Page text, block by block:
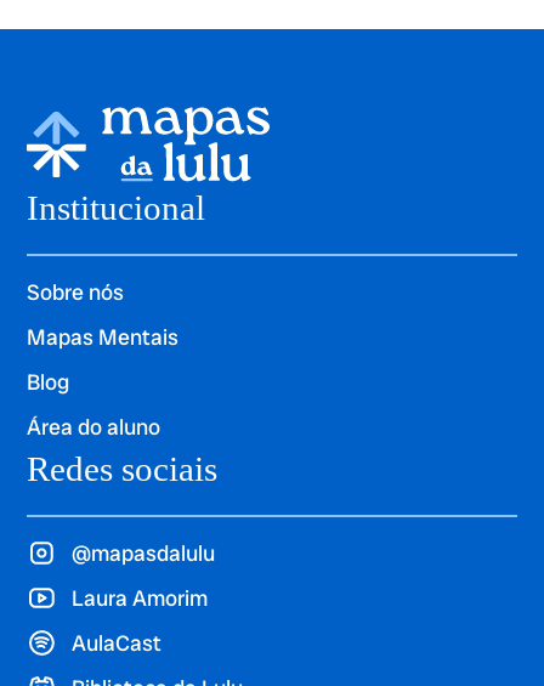
Institucional
Sobre nós
Mapas Mentais
Blog
Área do aluno
Redes sociais
@mapasdalulu
Laura Amorim
AulaCast